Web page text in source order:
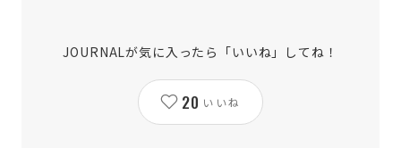
JOURNALが気に入ったら「いいね」してね！
20 いいね